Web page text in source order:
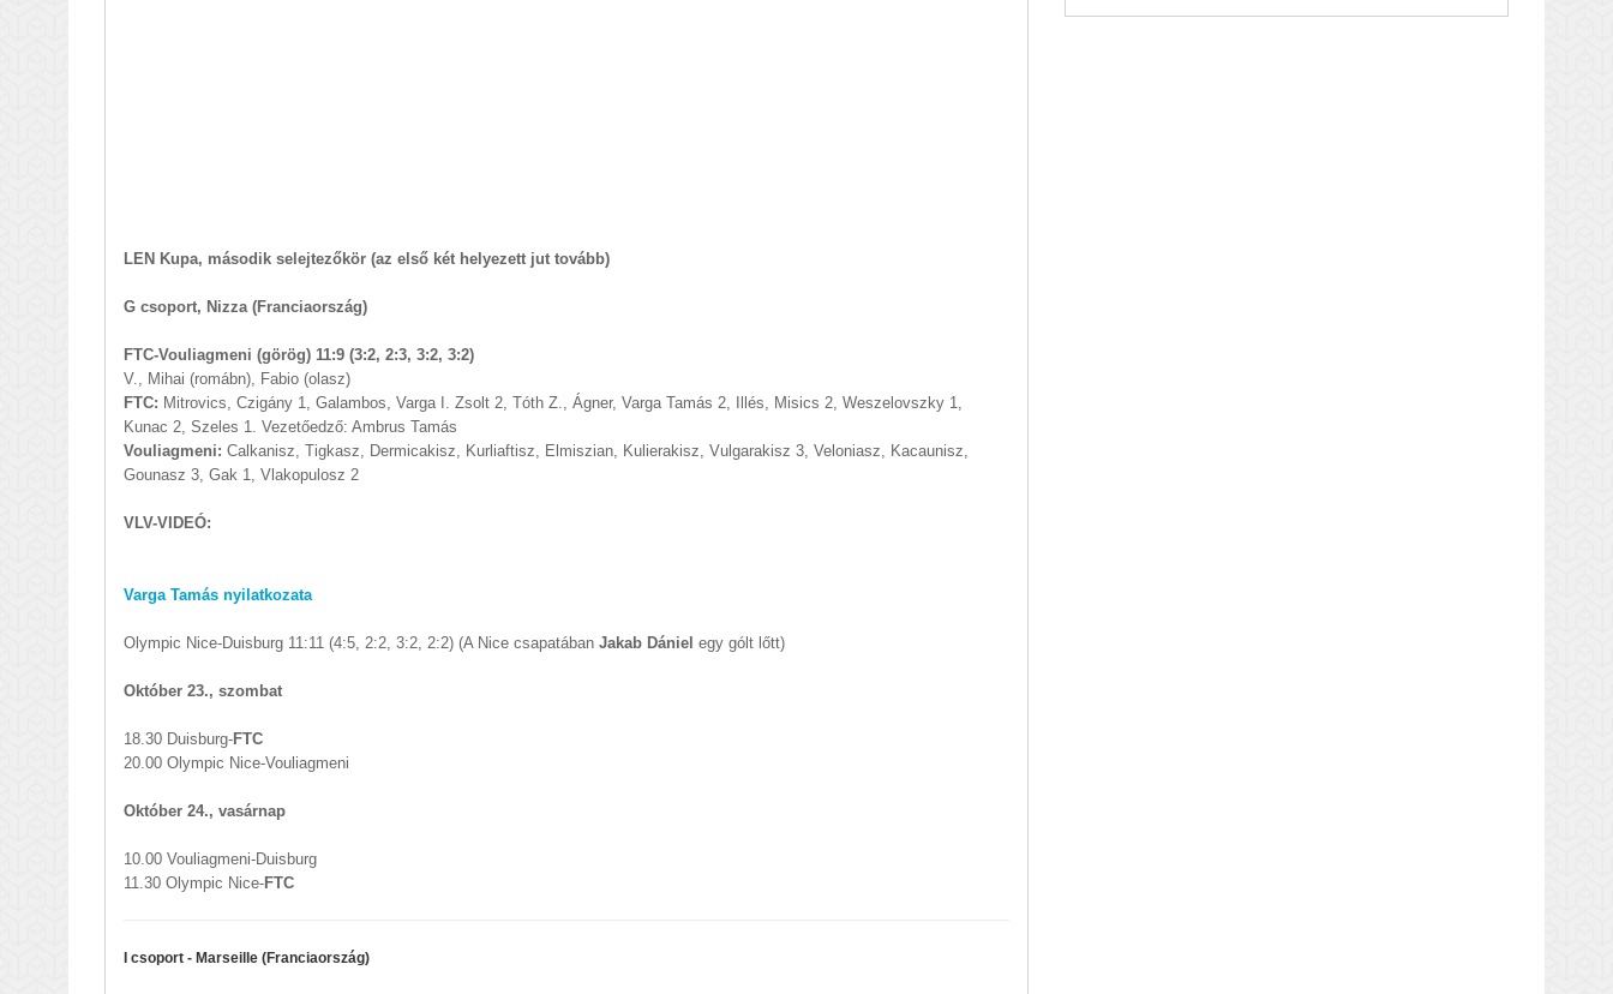
LEN Kupa, második selejtezőkör (az első két helyezett jut tovább)
G csoport, Nizza (Franciaország)
FTC-Vouliagmeni (görög) 11:9 (3:2, 2:3, 3:2, 3:2)
V., Mihai (romábn), Fabio (olasz)
FTC: Mitrovics, Czigány 1, Galambos, Varga I. Zsolt 2, Tóth Z., Ágner, Varga Tamás 2, Illés, Misics 2, Weszelovszky 1,
Kunac 2, Szeles 1. Vezetőedző: Ambrus Tamás
Vouliagmeni: Calkanisz, Tigkasz, Dermicakisz, Kurliaftisz, Elmiszian, Kulierakisz, Vulgarakisz 3, Veloniasz, Kacaunisz,
Gounasz 3, Gak 1, Vlakopulosz 2
VLV-VIDEÓ:
Varga Tamás nyilatkozata
Olympic Nice-Duisburg 11:11 (4:5, 2:2, 3:2, 2:2) (A Nice csapatában Jakab Dániel egy gólt lőtt)
Október 23., szombat
18.30 Duisburg-FTC
20.00 Olympic Nice-Vouliagmeni
Október 24., vasárnap
10.00 Vouliagmeni-Duisburg
11.30 Olympic Nice-FTC
I csoport - Marseille (Franciaország)